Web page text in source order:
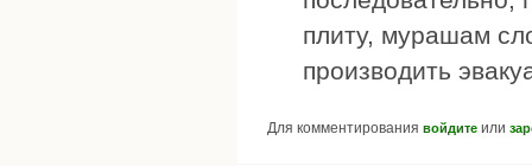
плиту, мурашам
производить
Для комментирования войдите или